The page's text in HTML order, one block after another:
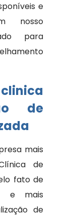
e
nosso
para
de
mais
de
fato de
e mais
de